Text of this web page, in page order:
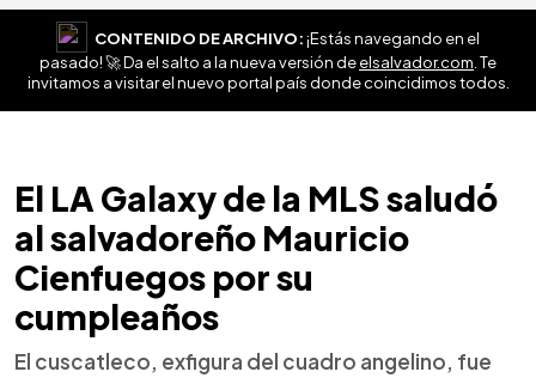
CONTENIDO DE ARCHIVO:¡Estás navegando en el
pasado! 🚀 Da el salto a la nueva versión deelsalvador.com . Te
invitamos a visitar el nuevo portal país donde coincidimos todos.
El LA Galaxy de la MLS saludó
al salvadoreño Mauricio
Cienfuegos por su
cumpleaños
El cuscatleco, exfigura del cuadro angelino, fue